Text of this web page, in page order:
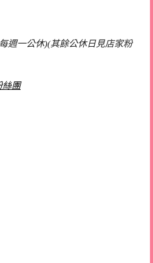
週一公休)(其餘公休日見店家粉
絲團